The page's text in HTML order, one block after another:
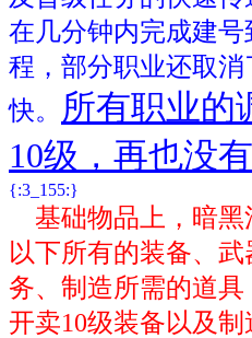
在几分钟内完成建号
程，部分职业还取
快。
所有职业的
10级，再也没
{:3_155:}
基础物品上，暗黑
以下所有的装备、
务、制造所需的道
开卖10级装备以及